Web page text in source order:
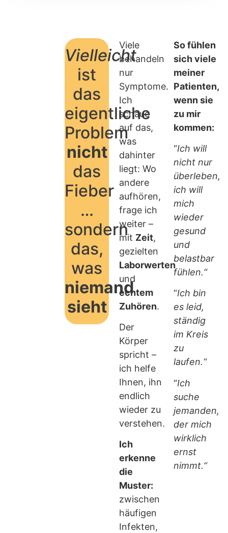
Vielleicht
ist
das
eigentliche
Problem
nicht
das
Fieber
…
sondern
das,
was
niemand
sieht
Viele
behandeln
nur
Symptome.
Ich
schaue
auf das,
was
dahinter
liegt: Wo
andere
aufhören,
frage ich
weiter –
mit Zeit,
gezielten
Laborwerten
und
echtem
Zuhören.
Der
Körper
spricht –
ich helfe
Ihnen, ihn
endlich
wieder zu
verstehen.
Ich
erkenne
die
Muster:
zwischen
häufigen
Infekten,
So fühlen
sich viele
meiner
Patienten,
wenn sie
zu mir
kommen:
“Ich will
nicht nur
überleben,
ich will
mich
wieder
gesund
und
belastbar
fühlen.“
“Ich bin
es leid,
ständig
im Kreis
zu
laufen.“
“Ich
suche
jemanden,
der mich
wirklich
ernst
nimmt.“